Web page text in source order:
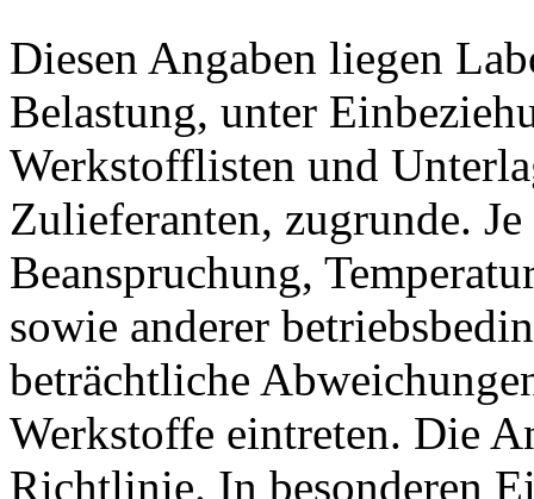
Diesen Angaben liegen
Belastung, unter
Werkstofflisten und
Zulieferanten, zugrunde.
Beanspruchung,
sowie anderer
beträchtliche
Werkstoffe eintreten. Die
Richtlinie. In besonderen